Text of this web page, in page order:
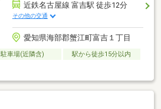
近鉄名古屋線 富吉駅 徒歩12分
その他の交通
愛知県海部郡蟹江町富吉１丁目
駐車場(近隣含)
駅から徒歩15分以内